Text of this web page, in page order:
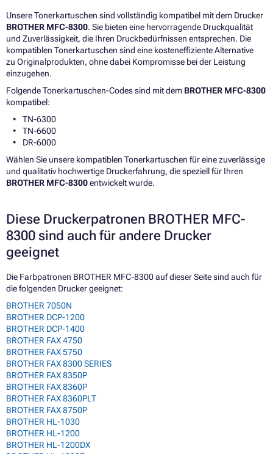
Unsere Tonerkartuschen sind vollständig kompatibel mit dem Drucker
BROTHER MFC-8300. Sie bieten eine hervorragende Druckqualität
und Zuverlässigkeit, die Ihren Druckbedürfnissen entsprechen. Die
kompatiblen Tonerkartuschen sind eine kosteneffiziente Alternative
zu Originalprodukten, ohne dabei Kompromisse bei der Leistung
einzugehen.
Folgende Tonerkartuschen-Codes sind mit dem BROTHER MFC-8300
kompatibel:
TN-6300
TN-6600
DR-6000
Wählen Sie unsere kompatiblen Tonerkartuschen für eine zuverlässige
und qualitativ hochwertige Druckerfahrung, die speziell für Ihren
BROTHER MFC-8300entwickelt wurde.
Diese Druckerpatronen BROTHER MFC-
8300 sind auch für andere Drucker
geeignet
Die Farbpatronen BROTHER MFC-8300 auf dieser Seite sind auch für
die folgenden Drucker geeignet:
BROTHER 7050N
BROTHER DCP-1200
BROTHER DCP-1400
BROTHER FAX 4750
BROTHER FAX 5750
BROTHER FAX 8300 SERIES
BROTHER FAX 8350P
BROTHER FAX 8360P
BROTHER FAX 8360PLT
BROTHER FAX 8750P
BROTHER HL-1030
BROTHER HL-1200
BROTHER HL-1200DX